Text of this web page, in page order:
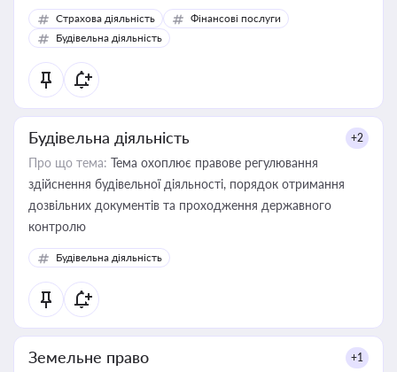
корисне для власника бізнесу, керівника, юриста або
бухгалтера під час оподаткування, приватизації, оренди
державного майна, корпоративних угод і перевірки
статусу суб'єктів оціночної діяльності
Страхова діяльність
Фінансові послуги
Будівельна діяльність
Будівельна діяльність +2
Про що тема: Тема охоплює правове регулювання
здійснення будівельної діяльності, порядок отримання
дозвільних документів та проходження державного
контролю
Будівельна діяльність
Земельне право +1